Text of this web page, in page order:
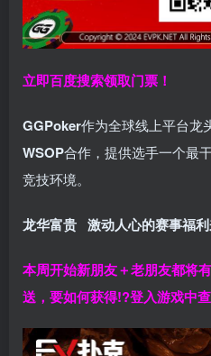
立即百度搜索领取门票！
GGPoker作为全球线上平台龙
WSOP合作，提供选手一个最
竞技环境。
龙华富贵 激动人心的赛事福利
本周开始新朋友＋老朋友都将
送，要如何获得!?登入游戏中